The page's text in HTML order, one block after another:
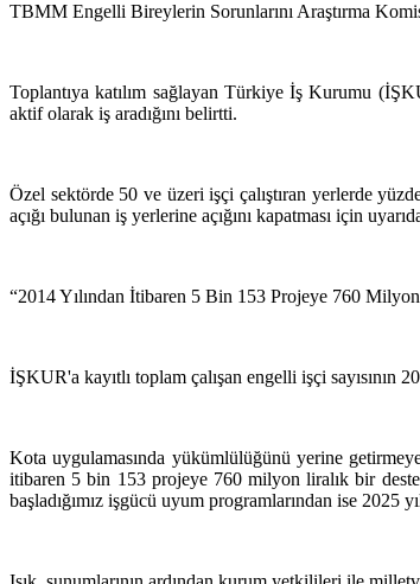
TBMM Engelli Bireylerin Sorunlarını Araştırma
Toplantıya katılım sağlayan Türkiye İş Kurumu
aktif olarak iş aradığını belirtti.
Özel sektörde 50 ve üzeri işçi çalıştıran yerlerde
açığı bulunan iş yerlerine açığını kapatması için
“2014 Yılından İtibaren 5 Bin 153 Projeye 760
İŞKUR'a kayıtlı toplam çalışan engelli işçi sayısının
Kota uygulamasında yükümlülüğünü yerine
itibaren 5 bin 153 projeye 760 milyon liralık bir
başladığımız işgücü uyum programlarından ise 2025